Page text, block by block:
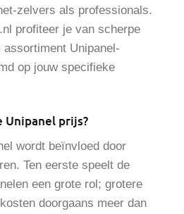
zelvers als professionals.
profiteer je van scherpe
Unipanel-
op jouw specifieke
prijs?
wordt beïnvloed door
Ten eerste speelt de
een grote rol; grotere
doorgaans meer dan